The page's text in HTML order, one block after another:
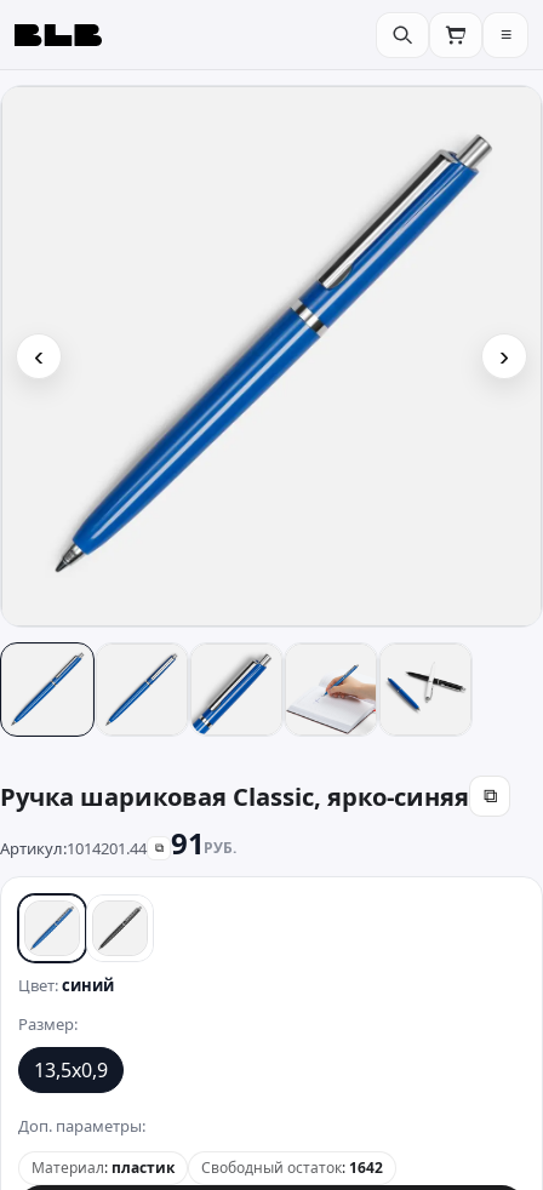
BLB ≡
‹ ›
Ручка шариковая Classic, ярко-синяя ⧉
Артикул:1014201.44 ⧉ 91 РУБ.
синий черный
Цвет:синий
Размер:
13,5х0,9
Доп. параметры:
Материал: пластик Свободный остаток: 1642